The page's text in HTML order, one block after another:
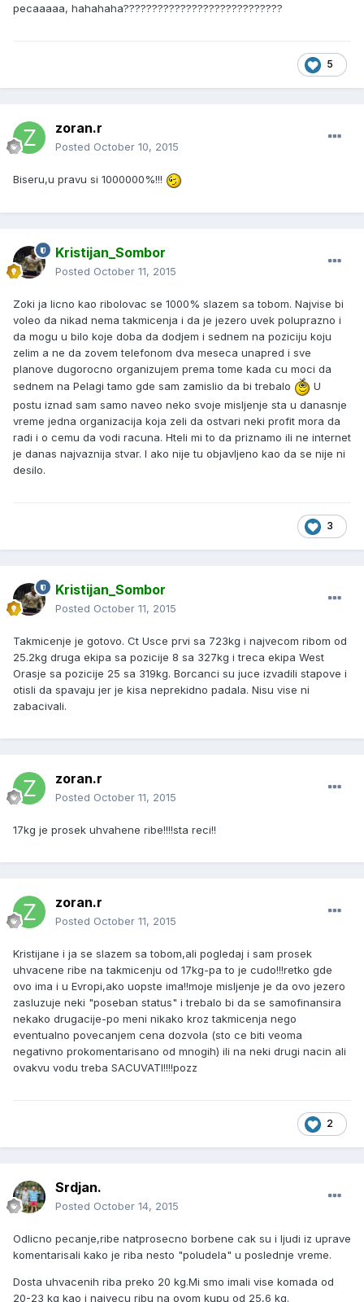
pecaaaaa, hahahaha????????????????????????????
5
zoran.r
Posted October 10, 2015
Biseru,u pravu si 1000000%!!!
Kristijan_Sombor
Posted October 11, 2015
Zoki ja licno kao ribolovac se 1000% slazem sa tobom. Najvise bi
voleo da nikad nema takmicenja i da je jezero uvek poluprazno i
da mogu u bilo koje doba da dodjem i sednem na poziciju koju
zelim a ne da zovem telefonom dva meseca unapred i sve
planove dugorocno organizujem prema tome kada cu moci da
sednem na Pelagi tamo gde sam zamislio da bi trebalo
U
postu iznad sam samo naveo neko svoje misljenje sta u danasnje
vreme jedna organizacija koja zeli da ostvari neki profit mora da
radi i o cemu da vodi racuna. Hteli mi to da priznamo ili ne internet
je danas najvaznija stvar. I ako nije tu objavljeno kao da se nije ni
desilo.
3
Kristijan_Sombor
Posted October 11, 2015
Takmicenje je gotovo. Ct Usce prvi sa 723kg i najvecom ribom od
25.2kg druga ekipa sa pozicije 8 sa 327kg i treca ekipa West
Orasje sa pozicije 25 sa 319kg. Borcanci su juce izvadili stapove i
otisli da spavaju jer je kisa neprekidno padala. Nisu vise ni
zabacivali.
zoran.r
Posted October 11, 2015
17kg je prosek uhvahene ribe!!!!sta reci!!
zoran.r
Posted October 11, 2015
Kristijane i ja se slazem sa tobom,ali pogledaj i sam prosek
uhvacene ribe na takmicenju od 17kg-pa to je cudo!!!retko gde
ovo ima i u Evropi,ako uopste ima!!moje misljenje je da ovo jezero
zasluzuje neki "poseban status" i trebalo bi da se samofinansira
nekako drugacije-po meni nikako kroz takmicenja nego
eventualno povecanjem cena dozvola (sto ce biti veoma
negativno prokomentarisano od mnogih) ili na neki drugi nacin ali
ovakvu vodu treba SACUVATI!!!!pozz
2
Srdjan.
Posted October 14, 2015
Odlicno pecanje,ribe natprosecno borbene cak su i ljudi iz uprave
komentarisali kako je riba nesto "poludela" u poslednje vreme.
Dosta uhvacenih riba preko 20 kg.Mi smo imali vise komada od
20-23 kg kao i najvecu ribu na ovom kupu od 25,6 kg.